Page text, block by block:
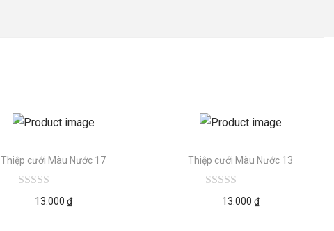
Thiệp cưới Màu Nước 17
13.000 ₫
Thiệp cưới Màu Nước 13
13.000 ₫